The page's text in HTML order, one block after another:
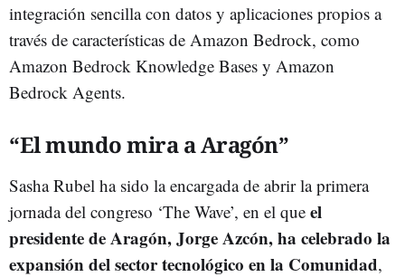
integración sencilla con datos y aplicaciones propios a
través de características de Amazon Bedrock, como
Amazon Bedrock Knowledge Bases y Amazon
Bedrock Agents.
“El mundo mira a Aragón”
Sasha Rubel ha sido la encargada de abrir la primera
jornada del congreso ‘The Wave’, en el que el
presidente de Aragón, Jorge Azcón, ha celebrado la
expansión del sector tecnológico en la Comunidad,